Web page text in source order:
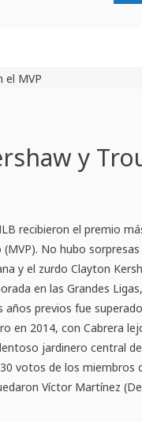
y
recibieron el premio
No hubo
y el zurdo Clayton
en las Grandes
previos fue
en 2014, con Cabrera
jardinero central
votos de los miembros
Víctor Martínez